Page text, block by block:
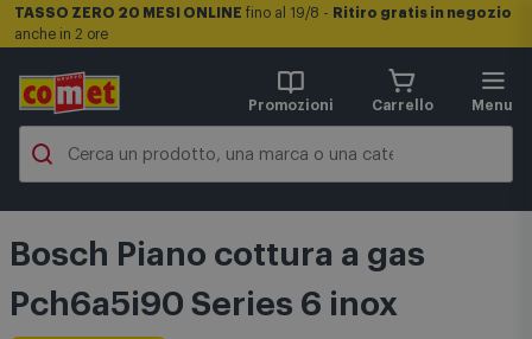
TASSO ZERO 20 MESI ONLINE fino al 19/8 - Ritiro gratis in negozio
anche in 2 ore
Promozioni Carrello Menu
Bosch Piano cottura a gas
Pch6a5i90 Series 6 inox